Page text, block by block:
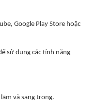
Google Play Store hoặc
sử dụng các tính năng
và sang trọng.